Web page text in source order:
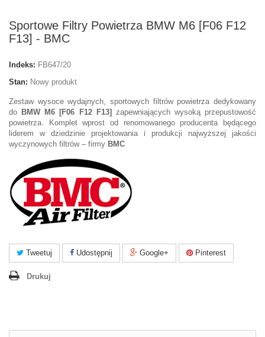
Sportowe Filtry Powietrza BMW M6 [F06 F12
F13] - BMC
Indeks: FB647/20
Stan: Nowy produkt
Zestaw wysoce wydajnych, sportowych filtrów powietrza dedykowany
do BMW M6 [F06 F12 F13] zapewniających wysoką przepustowość
powietrza. Komplet wprost od renomowanego producenta będącego
liderem w dziedzinie projektowania i produkcji najwyższej jakości
wyczynowych filtrów – firmy BMC
Tweetuj Udostępnij Google+ Pinterest
Drukuj